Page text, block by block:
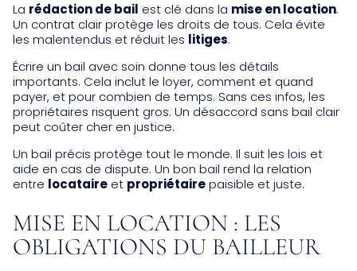
La rédaction de bail est clé dans la mise en location.
Un contrat clair protège les droits de tous. Cela évite
les malentendus et réduit les litiges.
Écrire un bail avec soin donne tous les détails
importants. Cela inclut le loyer, comment et quand
payer, et pour combien de temps. Sans ces infos, les
propriétaires risquent gros. Un désaccord sans bail clair
peut coûter cher en justice.
Un bail précis protège tout le monde. Il suit les lois et
aide en cas de dispute. Un bon bail rend la relation
entre locataire et propriétairepaisible et juste.
MISE EN LOCATION : LES
OBLIGATIONS DU BAILLEUR